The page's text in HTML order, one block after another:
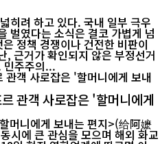
히려 하고 있다. 국내 일부 극우
벌였다는 소식은 결코 가볍게 넘
정책 경쟁이나 건전한 비판이
, 근거가 확인되지 않은 부정선거
민주주의...
관객 사로잡은 '할머니에게
머니에게 보내는 편지>(给阿嬷
시에 큰 관심을 모으며 해외 화교